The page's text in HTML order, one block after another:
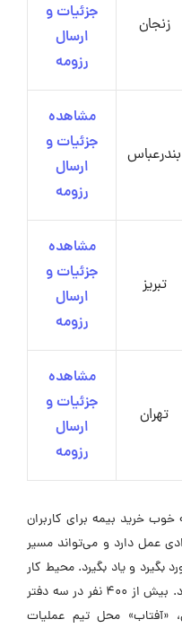
زنجان
جزئیات و
ارسال
رزومه
بندرعباس
مشاهده
جزئیات و
ارسال
رزومه
تبریز
مشاهده
جزئیات و
ارسال
رزومه
تهران
مشاهده
جزئیات و
ارسال
رزومه
خوب خرید بیمه برای کاربران
عمل دارد و می‌تواند مسیر
بگیرد و یاد بگیرد. محیط کار
بر تمرکز، سلامت و رشد افراد تأکید دارد. بیش از 400 نفر در سه دفتر
«آفتاب» محل تیم عملیات